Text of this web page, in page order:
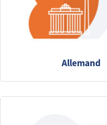
Allemand